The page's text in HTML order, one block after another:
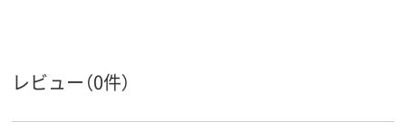
スコア
レビュー（0件）